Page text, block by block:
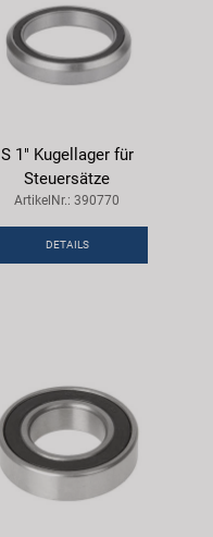
S 1" Kugellager für
Steuersätze
ArtikelNr.: 390770
DETAILS